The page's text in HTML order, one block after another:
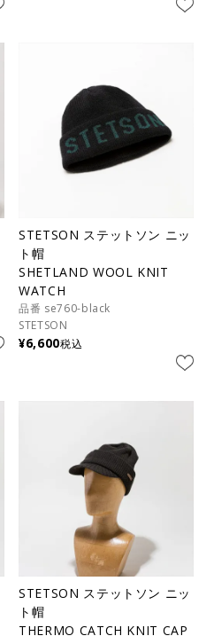
STETSON ステットソン ニッ
ト帽
SHETLAND WOOL KNIT
WATCH
品番 se760-black
STETSON
¥6,600税込
STETSON ステットソン ニッ
ト帽
THERMO CATCH KNIT CAP